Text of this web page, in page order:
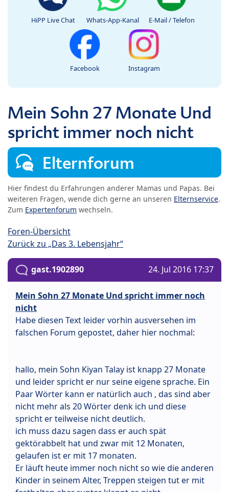
HiPP Live Chat Whats-App-Kanal E-Mail / Telefon
Facebook Instagram
Mein Sohn 27 Monate Und
spricht immer noch nicht
Elternforum
Hier findest du Erfahrungen anderer Mamas und Papas. Bei
weiteren Fragen, wende dich gerne an unseren Elternservice.
Zum Expertenforum wechseln.
Foren-Übersicht
Zurück zu „Das 3. Lebensjahr“
gast.1902890 24. Jul 2016 17:37
Mein Sohn 27 Monate Und spricht immer noch
nicht
Habe diesen Text leider vorhin ausversehen im
falschen Forum gepostet, daher hier nochmal:
hallo, mein Sohn Kiyan Talay ist knapp 27 Monate
und leider spricht er nur seine eigene sprache. Ein
Paar Wörter kann er natürlich auch , das sind aber
nicht mehr als 20 Wörter denk ich und diese
spricht er teilweise nicht deutlich.
ich muss dazu sagen dass er auch spät
gektörabbelt hat und zwar mit 12 Monaten,
gelaufen ist er mit 17 monaten.
Er läuft heute immer noch nicht so wie die anderen
Kinder in seinem Alter, Treppen steigen tut er mit